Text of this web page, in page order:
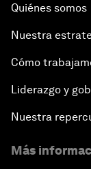
Quiénes somos
Nuestra
Cómo
Liderazgo y
Nuestra
Más